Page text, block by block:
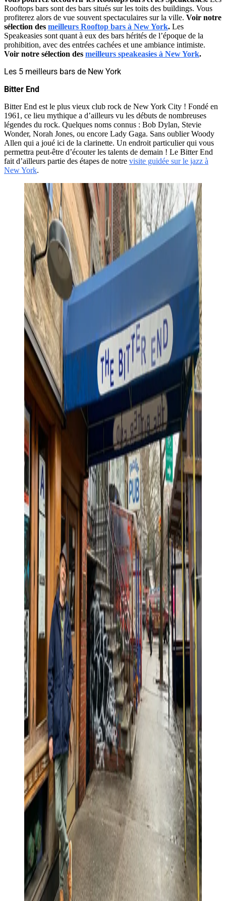
Rooftops bars sont des bars situés sur les toits des buildings. Vous
profiterez alors de vue souvent spectaculaires sur la ville. Voir notre
sélection des meilleurs Rooftop bars à New York. Les
Speakeasies sont quant à eux des bars hérités de l’époque de la
prohibition, avec des entrées cachées et une ambiance intimiste.
Voir notre sélection des meilleurs speakeasies à New York.
Les 5 meilleurs bars de New York
Bitter End
Bitter End est le plus vieux club rock de New York City ! Fondé en
1961, ce lieu mythique a d’ailleurs vu les débuts de nombreuses
légendes du rock. Quelques noms connus : Bob Dylan, Stevie
Wonder, Norah Jones, ou encore Lady Gaga. Sans oublier Woody
Allen qui a joué ici de la clarinette. Un endroit particulier qui vous
permettra peut-être d’écouter les talents de demain ! Le Bitter End
fait d’ailleurs partie des étapes de notre visite guidée sur le jazz à
New York.